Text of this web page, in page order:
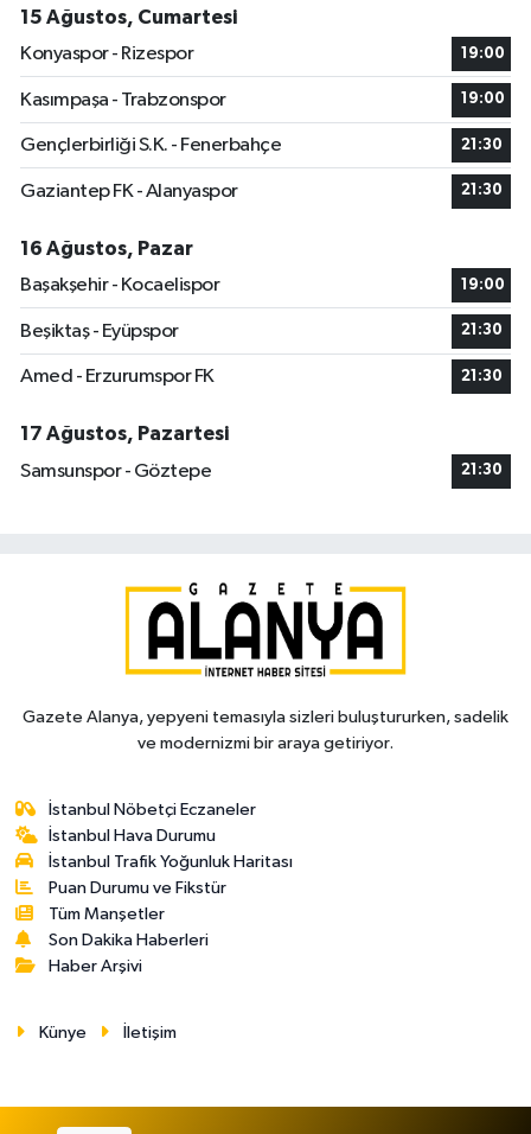
15 Ağustos, Cumartesi
Konyaspor - Rizespor
19:00
Kasımpaşa - Trabzonspor 19:00
Gençlerbirliği S.K. - Fenerbahçe 21:30
Gaziantep FK - Alanyaspor 21:30
16 Ağustos, Pazar
Başakşehir - Kocaelispor
19:00
Beşiktaş - Eyüpspor 21:30
Amed - Erzurumspor FK 21:30
17 Ağustos, Pazartesi
Samsunspor - Göztepe
21:30
Gazete Alanya, yepyeni temasıyla sizleri buluştururken, sadelik
ve modernizmi bir araya getiriyor.
İstanbul Nöbetçi Eczaneler
İstanbul Hava Durumu
İstanbul Trafik Yoğunluk Haritası
Puan Durumu ve Fikstür
Tüm Manşetler
Son Dakika Haberleri
Haber Arşivi
Künye İletişim